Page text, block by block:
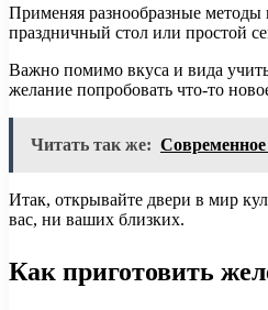
Применяя разнообразные методы
праздничный стол или простой
Важно помимо вкуса и вида
желание попробовать что-то
Читать так же: Современное
Итак, открывайте двери в мир
вас, ни ваших близких.
Как приготовить